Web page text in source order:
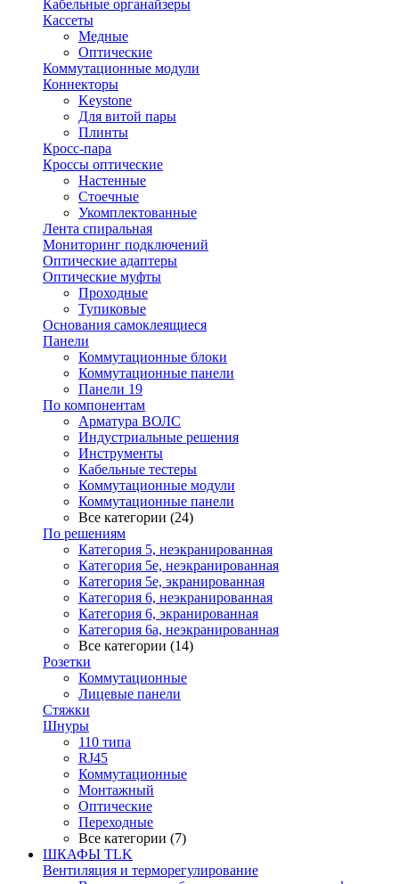
Кабельные органайзеры
Кассеты
Медные
Оптические
Коммутационные модули
Коннекторы
Keystone
Для витой пары
Плинты
Кросс-пара
Кроссы оптические
Настенные
Стоечные
Укомплектованные
Лента спиральная
Мониторинг подключений
Оптические адаптеры
Оптические муфты
Проходные
Тупиковые
Основания самоклеящиеся
Панели
Коммутационные блоки
Коммутационные панели
Панели 19
По компонентам
Арматура ВОЛС
Индустриальные решения
Инструменты
Кабельные тестеры
Коммутационные модули
Коммутационные панели
Все категории (24)
По решениям
Категория 5, неэкранированная
Категория 5е, неэкранированная
Категория 5е, экранированная
Категория 6, неэкранированная
Категория 6, экранированная
Категория 6а, неэкранированная
Все категории (14)
Розетки
Коммутационные
Лицевые панели
Стяжки
Шнуры
110 типа
RJ45
Коммутационные
Монтажный
Оптические
Переходные
Все категории (7)
ШКАФЫ TLK
Вентиляция и терморегулирование